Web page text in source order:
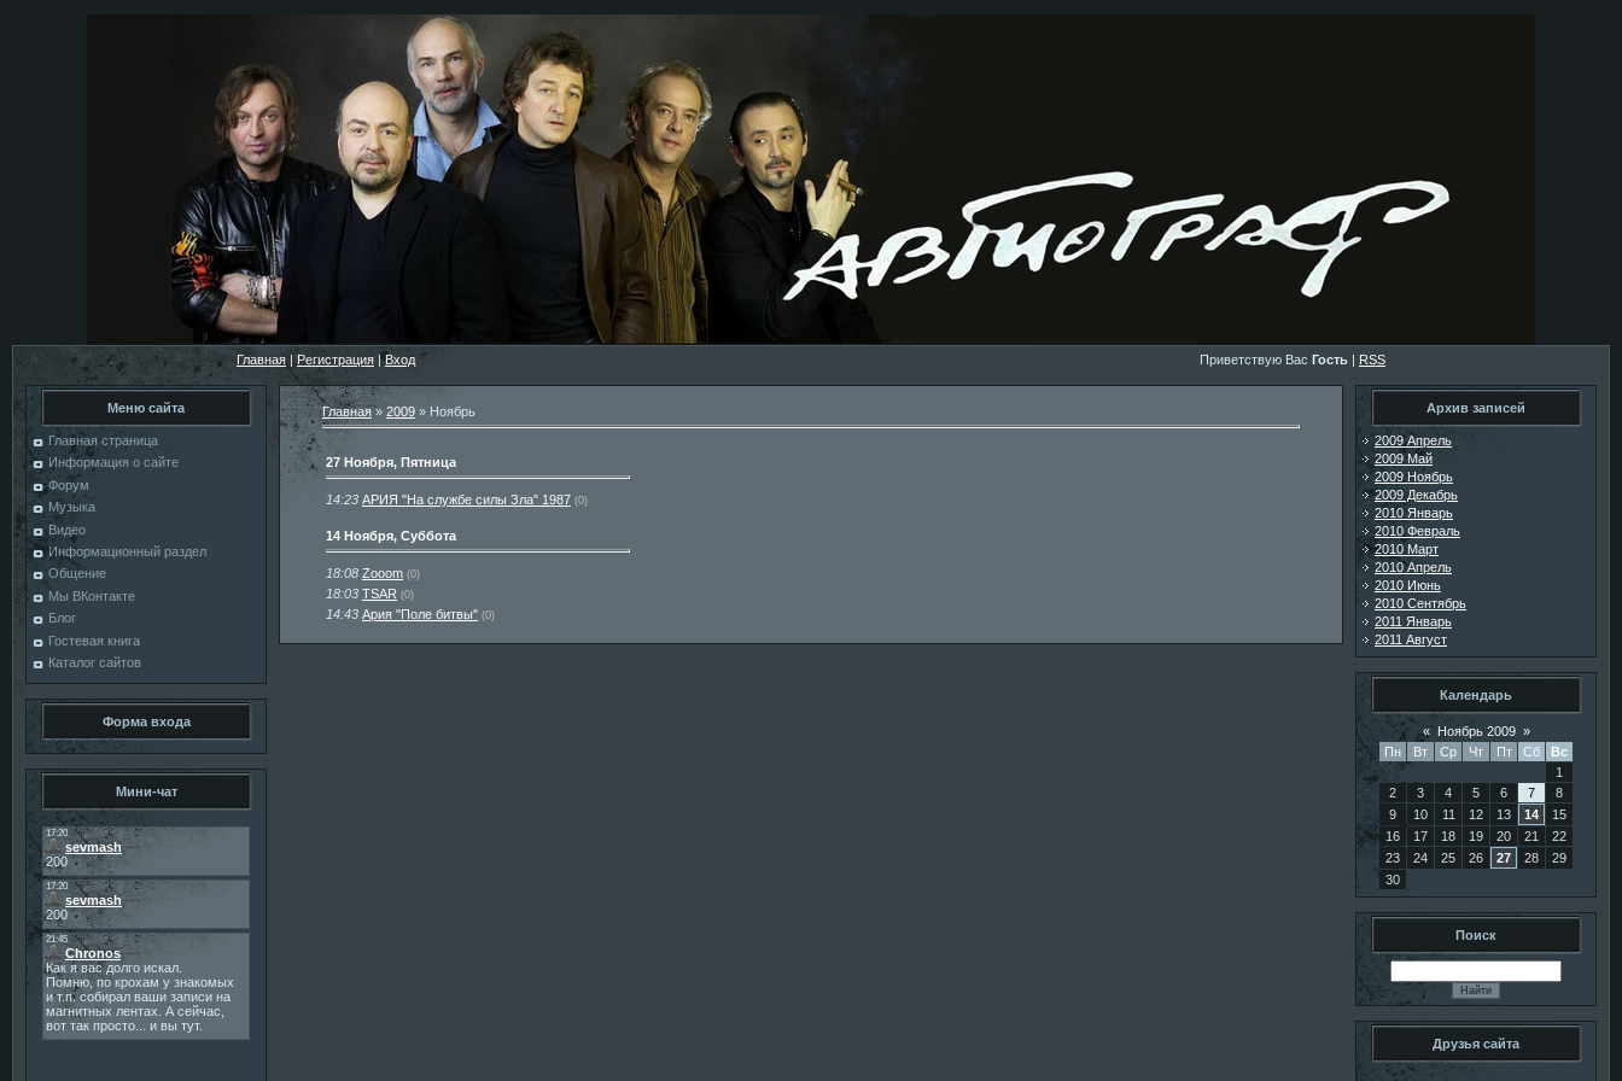
Главная | Регистрация |Вход Приветствую Вас Гость | RSS
Меню сайта
Главная страница
Информация о сайте
Форум
Музыка
Видео
Информационный раздел
Общение
Мы ВКонтакте
Блог
Гостевая книга
Каталог сайтов
Форма входа
Мини-чат
Главная» 2009 » Ноябрь
27 Ноября, Пятница
14:23 АРИЯ "На службе силы Зла" 1987 (0)
14 Ноября, Суббота
18:08 Zooom (0)
18:03 TSAR (0)
14:43 Ария "Поле битвы" (0)
Архив записей
2009 Апрель
2009 Май
2009 Ноябрь
2009 Декабрь
2010 Январь
2010 Февраль
2010 Март
2010 Апрель
2010 Июнь
2010 Сентябрь
2011 Январь
2011 Август
Календарь
« Ноябрь 2009 »
Пн
Вт Ср Чт Пт Сб
Вс
1
2
3 4 5 6 7
8
9
10 11 12 13 14
15
16
17 18 19 20 21
22
23
24 25 26 27 28
29
30
Поиск
Друзья сайта